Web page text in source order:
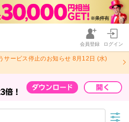
会員登録 ログイン
サービス停止のお知らせ 8月12日 (水)